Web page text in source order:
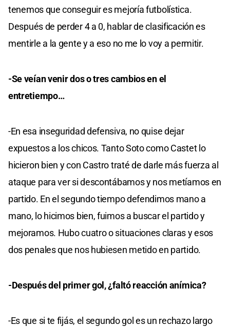
tenemos que conseguir es mejoría futbolística.
Después de perder 4 a 0, hablar de clasificación es
mentirle a la gente y a eso no me lo voy a permitir.
-Se veían venir dos o tres cambios en el
entretiempo…
-En esa inseguridad defensiva, no quise dejar
expuestos a los chicos. Tanto Soto como Castet lo
hicieron bien y con Castro traté de darle más fuerza al
ataque para ver si descontábamos y nos metíamos en
partido. En el segundo tiempo defendimos mano a
mano, lo hicimos bien, fuimos a buscar el partido y
mejoramos. Hubo cuatro o situaciones claras y esos
dos penales que nos hubiesen metido en partido.
-Después del primer gol, ¿faltó reacción anímica?
-Es que si te fijás, el segundo gol es un rechazo largo